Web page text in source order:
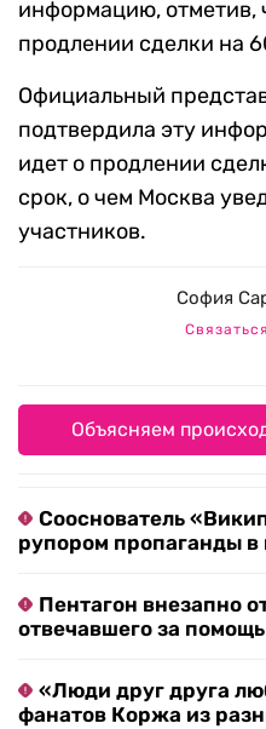
информацию, отметив,
продлении сделки на
Официальный
подтвердила эту
идет о продлении
срок, о чем Москва
участников.
София
Объясняем
Сооснователь
рупором пропаганды
Пентагон внезапно
отвечавшего за
«Люди друг друга
фанатов Коржа из